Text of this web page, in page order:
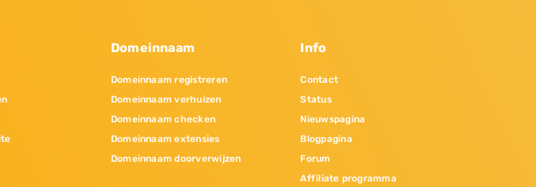
Domeinnaam
Domeinnaam registreren
Domeinnaam verhuizen
Domeinnaam checken
Domeinnaam extensies
Domeinnaam doorverwijzen
Info
Contact
Status
Nieuwspagina
Blogpagina
Forum
Affiliate programma